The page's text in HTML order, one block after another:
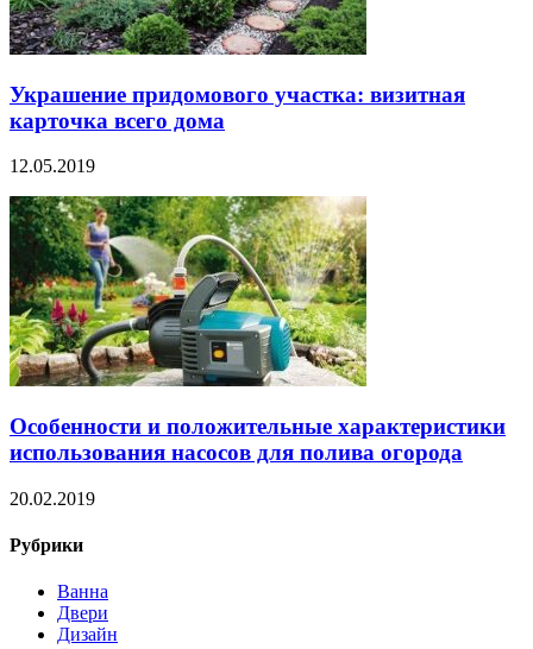
Украшение придомового участка: визитная
карточка всего дома
12.05.2019
Особенности и положительные характеристики
использования насосов для полива огорода
20.02.2019
Рубрики
Ванна
Двери
Дизайн